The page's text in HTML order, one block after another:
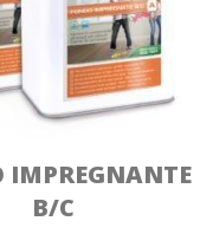
IMPREGNANTE
B/C